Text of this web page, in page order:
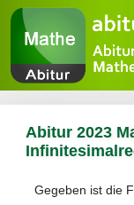
Abitur 2023
Gegeben ist die